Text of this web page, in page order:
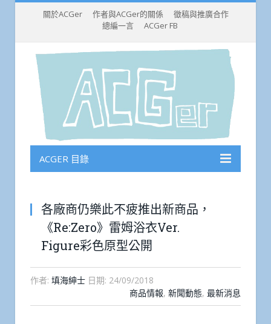
關於ACGer 作者與ACGer的關係
徵稿與推廣合作
總編一言
ACGer FB
ACGER 目錄
各廠商仍樂此不疲推出新商品，
《Re:Zero》雷姆浴衣Ver.
Figure彩色原型公開
作者: 填海紳士 日期: 24/09/2018
商品情報, 新聞動態, 最新消息